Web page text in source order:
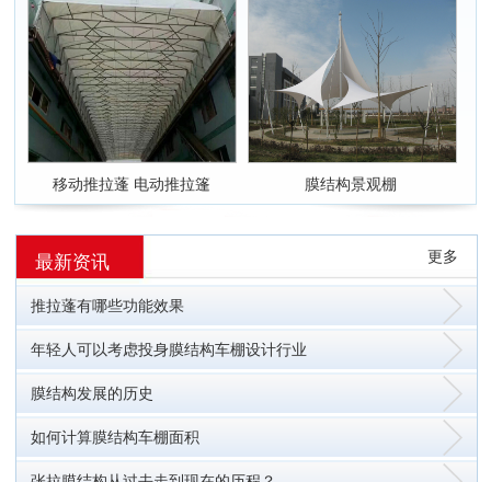
移动推拉蓬 电动推拉篷 膜结构景观棚
最新资讯 更多
推拉蓬有哪些功能效果
年轻人可以考虑投身膜结构车棚设计行业
膜结构发展的历史
如何计算膜结构车棚面积